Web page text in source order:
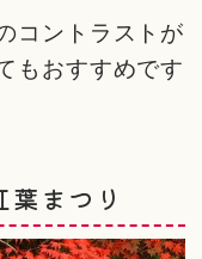
コントラストが
もおすすめです
まつり